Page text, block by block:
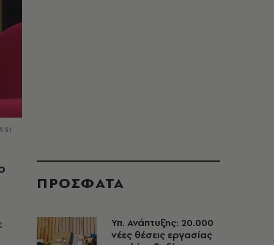
ΠΡΟΣΦΑΤΑ
Υπ. Ανάπτυξης: 20.000
νέες θέσεις εργασίας